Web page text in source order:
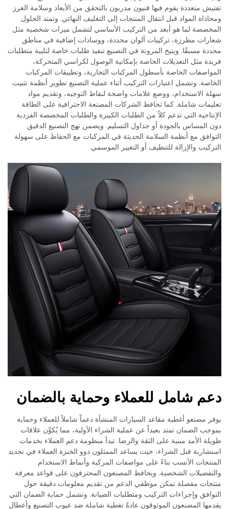
تفتيش متعددة يقوم فيها فنيون مدربون بالتحقق من الأبعاد وسلامة الغرز
ومحاذاة المواد قبل انتقال المنتجات إلى التغليف النهائي. وتمتد الحلول
المخصصة لما هو أبعد من التركيب الأساسي لتشمل ميزات شخصية مثل
شعارات مطرزة، تركيبات ألوان محددة، ووسادات إضافية في مناطق
محددة مسبقًا. ويتيح المرونة في التصنيع تنفيذ طلبات خاصة لتلبية متطلبات
فريدة مثل التعديلات الخاصة بإمكانية الوصول لكراسي المتحركة،
المواصفات الخاصة بأسطول المركبات التجارية، وتطبيقات المركبات
الخاصة. وتشمل اعتبارات التركيب أثناء عملية التصنيع تطوير أنظمة تثبيت
سهلة الاستخدام، ووضع علامات واضحة لنقاط التوجيه، وتقديم مواد
تعليمات شاملة. كما تحافظ الشركات المصنعة الاحترافية على الطاقة
الإنتاجية التي تدعم كلاً من الطلبات الكبيرة والطلبات المخصصة الفردية
دون المساس بالجودة أو جداول التسليم. ويضمن نهج التصنيع الدقيق
التوافق مع أنظمة السلامة الحديثة في المركبات مع الحفاظ على سهولة
التركيب والإزالة للتنظيف أو التغيير الموسمي.
دعم شامل للعملاء وحماية بالضمان
يوفر مصنعو أغطية مقاعد السيارات المنشأة دعماً شاملاً للعملاء وحماية
بموجب الضمان تمتد بعيداً عن عملية الشراء الأولية، مما يُكوِّن علاقات
طويلة الأمد مبنية على الثقة والرضا. تبدأ منظومة دعم العملاء بخدمات
استشارية قبل الشراء، حيث يساعد الممثلون ذوو الخبرة العملاء في تحديد
المنتجات الأنسب بناءً على مواصفات المركبة وأنماط الاستخدام
والتفضيلات الشخصية. ويحافظ المصنعون المحترفون على قواعد معرفة
منتجات مفصلة تمكن موظفي الدعم من تقديم معلومات دقيقة حول
التوافق وإجراءات التركيب ومتطلبات الصيانة. وتشمل حماية الضمان التي
يقدمها المصنعون الموثوقون عادةً تغطية شاملة ضد عيوب التصنيع وأعطال